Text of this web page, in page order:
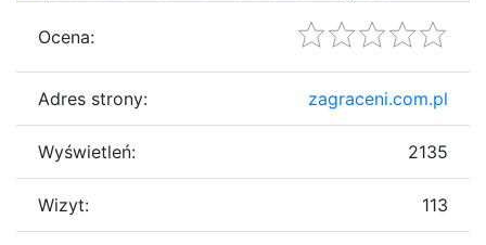
Ocena:
Adres strony: zagraceni.com.pl
Wyświetleń: 2135
Wizyt: 113